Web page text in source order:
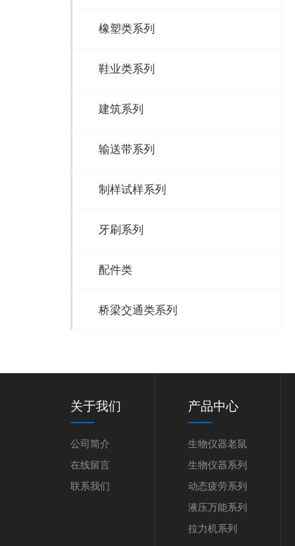
橡塑类系列
鞋业类系列
建筑系列
输送带系列
制样试样系列
牙刷系列
配件类
桥梁交通类系列
关于我们
公司简介
在线留言
联系我们
产品中心
生物仪器老鼠
生物仪器系列
动态疲劳系列
液压万能系列
拉力机系列